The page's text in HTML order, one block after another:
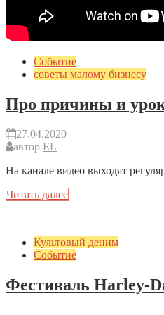
Событие
советы малому бизнесу
Про причины и
27.04.2020
автор EL
На канале видео выходят
Читать далее
Культовый деним
Событие
Фестиваль Harley-